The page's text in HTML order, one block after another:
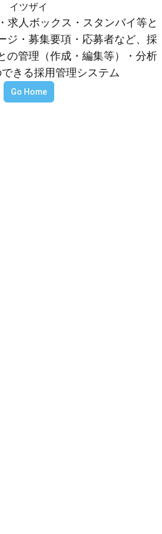
イツザイ
求人ボックス・スタンバイ等と
ジ・募集要項・応募者など、採
の管理（作成・編集等）・分析
きる採用管理システム
Go Home